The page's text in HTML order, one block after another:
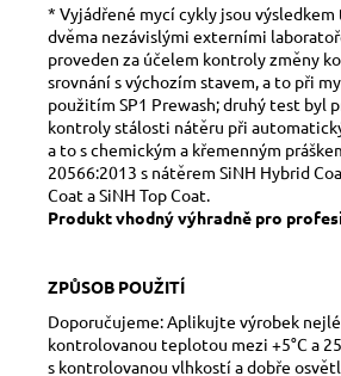
* Vyjádřené mycí cykly jsou
dvěma nezávislými externími
proveden za účelem kontroly změny
srovnání s výchozím stavem, a to při
použitím SP1 Prewash; druhý test byl
kontroly stálosti nátěru při
a to s chemickým a křemenným
20566:2013 s nátěrem SiNH Hybrid
Coat a SiNH Top Coat.
Produkt vhodný výhradně pro
ZPŮSOB POUŽITÍ
Doporučujeme: Aplikujte výrobek
kontrolovanou teplotou mezi +5°C a
s kontrolovanou vlhkostí a dobře